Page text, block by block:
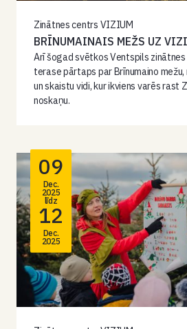
Zinātnes centrs VIZIUM
BRĪNUMAINAIS MEŽS UZ
Arī šogad svētkos Ventspils
terase pārtaps par Brīnumaino
un skaistu vidi, kur ikviens varēs rast
noskaņu.
09
Dec.
2025
līdz
12
Dec.
2025